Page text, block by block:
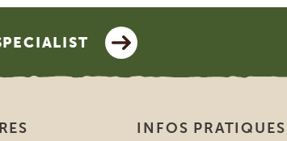
INFOS PRATIQUES